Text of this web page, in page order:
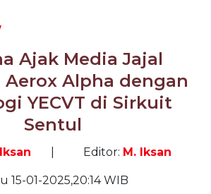
Ajak Media Jajal
Aerox Alpha dengan
YECVT di Sirkuit
Sentul
Editor: M. Iksan
15-01-2025,20:14 WIB